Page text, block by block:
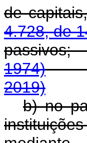
de
4.728, de
1974)
2019)
b) no